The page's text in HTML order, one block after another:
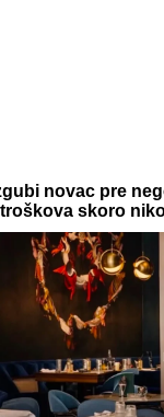
novac pre
skoro